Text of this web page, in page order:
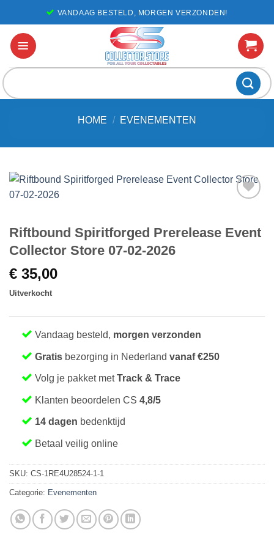
naar
inhoud
VANDAAG BESTELD, MORGEN VERZONDEN!
HOME / EVENEMENTEN
favorieten
Riftbound Spiritforged Prerelease Event
Collector Store 07-02-2026
€ 35,00
Uitverkocht
Vandaag besteld, morgen verzonden
Gratisbezorging in Nederland vanaf €250
Volg je pakket metTrack & Trace
Klanten beoordelen CS 4,8/5
14 dagen bedenktijd
Betaal veilig online
SKU: CS-1RE4U28524-1-1
Categorie: Evenementen